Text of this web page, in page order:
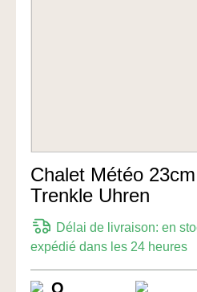
Chalet Météo
Trenkle Uhren
Délai de livraison: en
expédié dans les 24 heures
Q